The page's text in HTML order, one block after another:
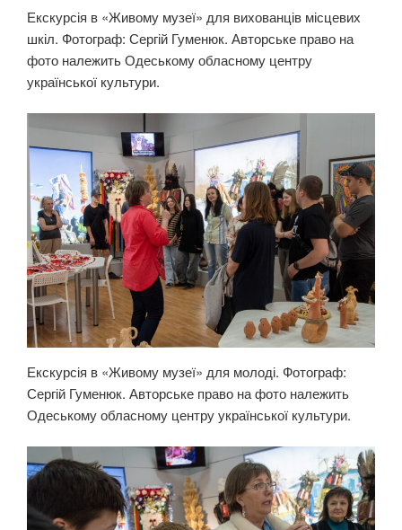
Екскурсія в «Живому музеї» для вихованців місцевих
шкіл. Фотограф: Сергій Гуменюк. Авторське право на
фото належить Одеському обласному центру
української культури.
Екскурсія в «Живому музеї» для молоді. Фотограф:
Сергій Гуменюк. Авторське право на фото належить
Одеському обласному центру української культури.